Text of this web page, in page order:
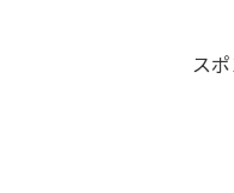
ス